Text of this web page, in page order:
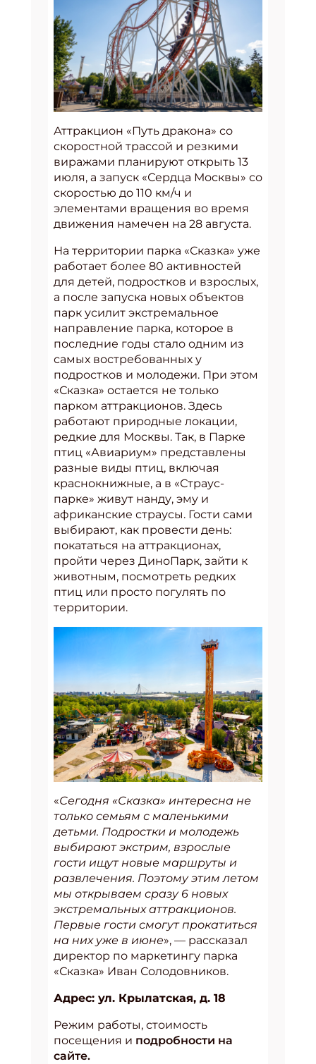
Аттракцион «Путь дракона» со
скоростной трассой и резкими
виражами планируют открыть 13
июля, а запуск «Сердца Москвы» со
скоростью до 110 км/ч и
элементами вращения во время
движения намечен на 28 августа.
На территории парка «Сказка» уже
работает более 80 активностей
для детей, подростков и взрослых,
а после запуска новых объектов
парк усилит экстремальное
направление парка, которое в
последние годы стало одним из
самых востребованных у
подростков и молодежи. При этом
«Сказка» остается не только
парком аттракционов. Здесь
работают природные локации,
редкие для Москвы. Так, в Парке
птиц «Авиариум» представлены
разные виды птиц, включая
краснокнижные, а в «Страус-
парке» живут нанду, эму и
африканские страусы. Гости сами
выбирают, как провести день:
покататься на аттракционах,
пройти через ДиноПарк, зайти к
животным, посмотреть редких
птиц или просто погулять по
территории.
«Сегодня «Сказка» интересна не
только семьям с маленькими
детьми. Подростки и молодежь
выбирают экстрим, взрослые
гости ищут новые маршруты и
развлечения. Поэтому этим летом
мы открываем сразу 6 новых
экстремальных аттракционов.
Первые гости смогут прокатиться
на них уже в июне», — рассказал
директор по маркетингу парка
«Сказка» Иван Солодовников.
Адрес: ул. Крылатская, д. 18
Режим работы, стоимость
посещения и подробности на
сайте.